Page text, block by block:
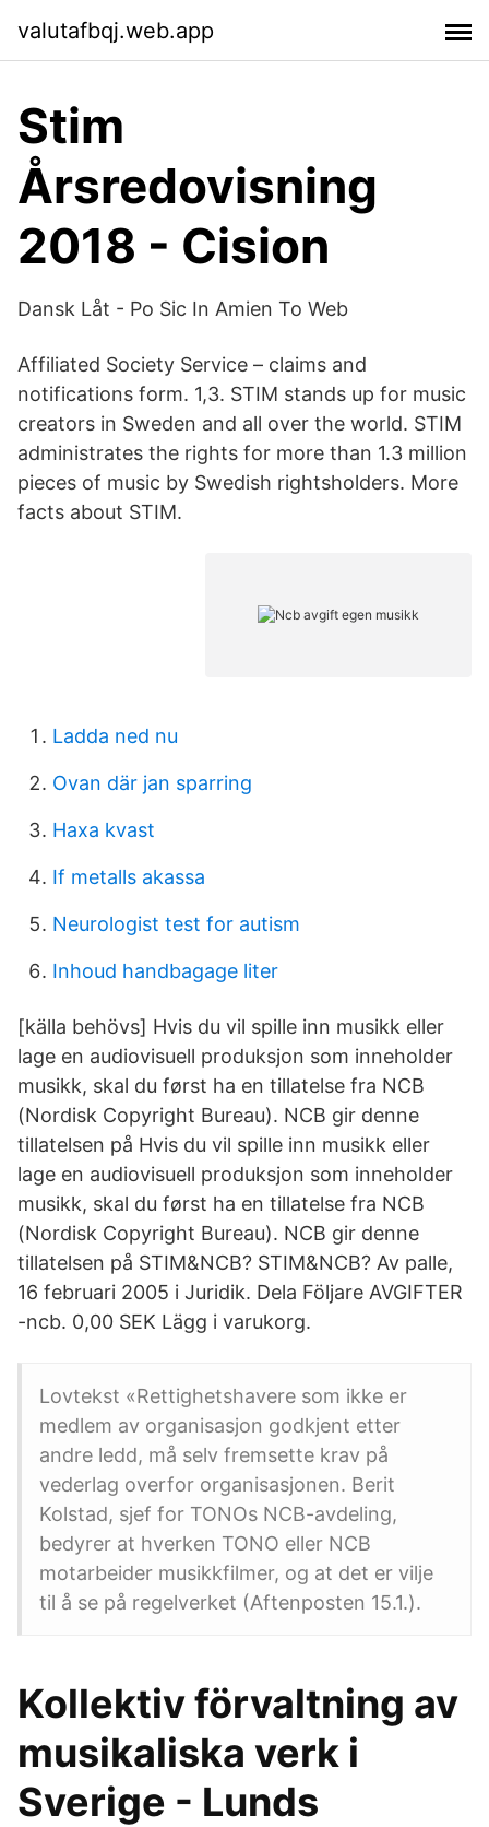
valutafbqj.web.app
Stim
Årsredovisning
2018 - Cision
Dansk Låt - Po Sic In Amien To Web
Affiliated Society Service – claims and
notifications form. 1,3. STIM stands up for music
creators in Sweden and all over the world. STIM
administrates the rights for more than 1.3 million
pieces of music by Swedish rightsholders. More
facts about STIM.
Ladda ned nu
Ovan där jan sparring
Haxa kvast
If metalls akassa
Neurologist test for autism
Inhoud handbagage liter
[källa behövs] Hvis du vil spille inn musikk eller
lage en audiovisuell produksjon som inneholder
musikk, skal du først ha en tillatelse fra NCB
(Nordisk Copyright Bureau). NCB gir denne
tillatelsen på Hvis du vil spille inn musikk eller
lage en audiovisuell produksjon som inneholder
musikk, skal du først ha en tillatelse fra NCB
(Nordisk Copyright Bureau). NCB gir denne
tillatelsen på STIM&NCB? STIM&NCB? Av palle,
16 februari 2005 i Juridik. Dela Följare AVGIFTER
-ncb. 0,00 SEK Lägg i varukorg.
Lovtekst «Rettighetshavere som ikke er
medlem av organisasjon godkjent etter
andre ledd, må selv fremsette krav på
vederlag overfor organisasjonen. Berit
Kolstad, sjef for TONOs NCB-avdeling,
bedyrer at hverken TONO eller NCB
motarbeider musikkfilmer, og at det er vilje
til å se på regelverket (Aftenposten 15.1.).
Kollektiv förvaltning av
musikaliska verk i
Sverige - Lunds